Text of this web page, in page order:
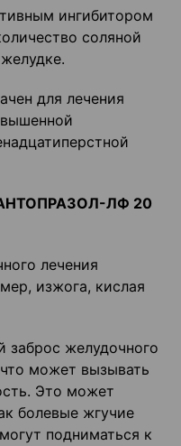
ингибитором
соляной
для лечения
ЛФ 20
лечения
изжога, кислая
заброс желудочного
может вызывать
Это может
болевые жгучие
подниматься к